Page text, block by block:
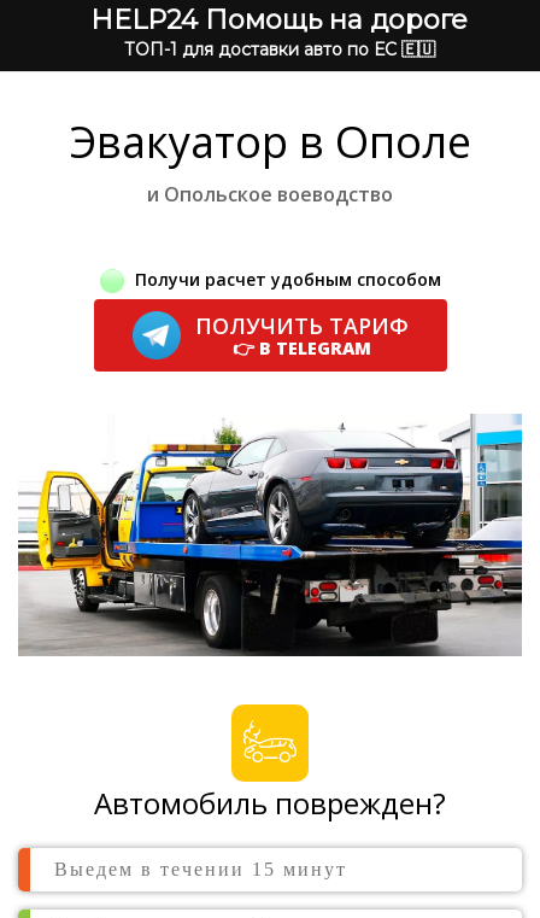
HELP24 Помощь на дороге
ТОП-1 для доставки авто по ЕС 🇪🇺
Эвакуатор в Ополе
и Опольское воеводство
Получи расчет удобным способом
ПОЛУЧИТЬ ТАРИФ
👉 В TELEGRAM
Автомобиль поврежден?
Выедем в течении 15 минут